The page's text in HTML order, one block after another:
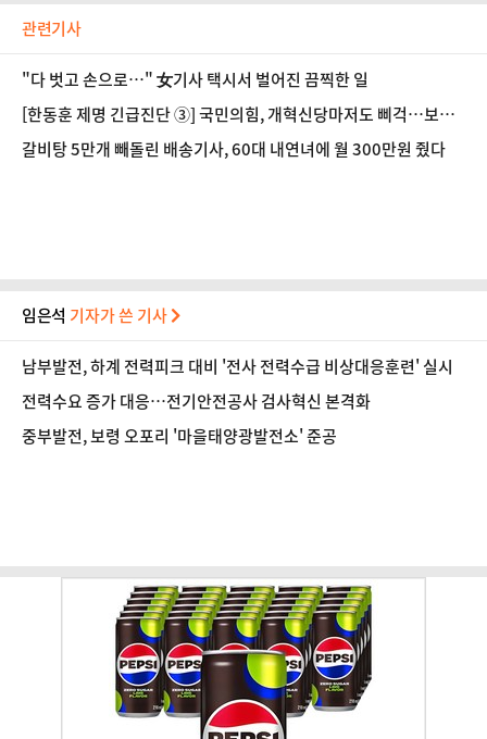
관련기사
"다 벗고 손으로…" 女기사 택시서 벌어진 끔찍한 일
[한동훈 제명 긴급진단 ③] 국민의힘, 개혁신당마저도 삐걱…보수
연대 어쩌나
갈비탕 5만개 빼돌린 배송기사, 60대 내연녀에 월 300만원 줬다
임은석 기자가 쓴 기사
남부발전, 하계 전력피크 대비 '전사 전력수급 비상대응훈련' 실시
전력수요 증가 대응…전기안전공사 검사혁신 본격화
중부발전, 보령 오포리 '마을태양광발전소' 준공